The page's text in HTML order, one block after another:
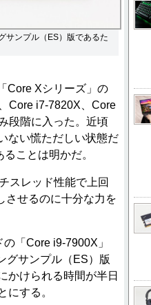
サンプル（ES）版であるた
Core Xシリーズ」の
Core i7-7820X、Core
段階に入った。近頃
ない慌ただしい状態だ
ことは明かだ。
スレッド性能で上回
させるのに十分な力を
「Core i9-7900X」
グサンプル（ES）版
かけられる時間が半日
にする。